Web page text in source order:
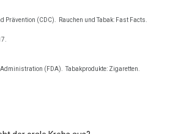
Prävention (CDC). Rauchen und Tabak: Fast Facts.
Administration (FDA). Tabakprodukte: Zigaretten.